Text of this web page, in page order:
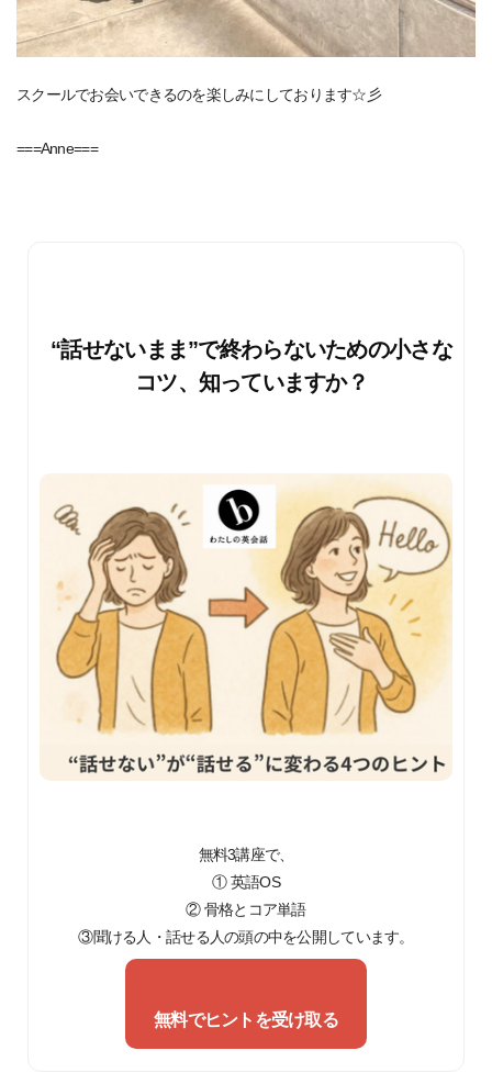
スクールでお会いできるのを楽しみにしております☆彡
===Anne===
“話せないまま”で終わらないための小さな
コツ、知っていますか？
無料3講座で、
① 英語OS
② 骨格とコア単語
③聞ける人・話せる人の頭の中を公開しています。
無料でヒントを受け取る